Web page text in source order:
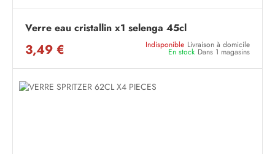
Verre eau cristallin x1 selenga 45cl
3,49 € Indisponible Livraison à domicile
En stock Dans 1 magasins